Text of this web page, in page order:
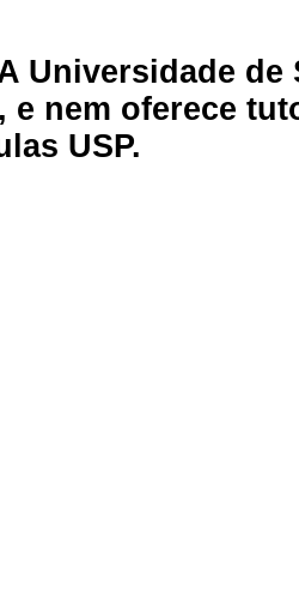
Universidade
e nem oferece
USP.